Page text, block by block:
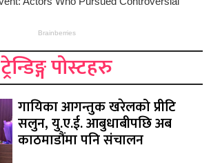
ट्रेन्डिङ्ग पोस्टहरु
गायिका आगन्तुक खरेलको प्रीटि
सलुन, यु.ए.ई. आबुधाबीपछि अब
काठमाडौंमा पनि संचालन